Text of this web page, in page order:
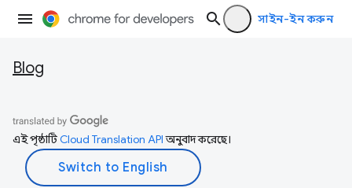
সাইন-ইন করুন
Blog
এই পৃষ্ঠাটিCloud Translation APIঅনুবাদ করেছে।